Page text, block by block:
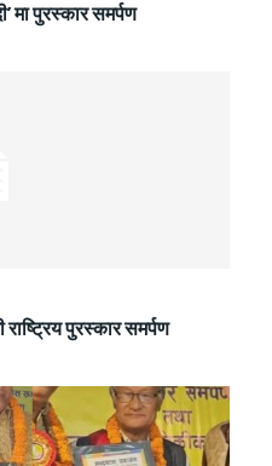
मा पुरस्कार समर्पण
राष्ट्रिय पुरस्कार समर्पण